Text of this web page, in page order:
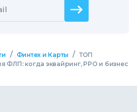
/ Финтех и Карты / ТОП
ФЛП: когда эквайринг, РРО и бизнес